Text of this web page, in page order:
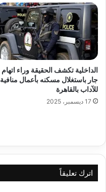
الداخلية تكشف الحقيقة وراء اتهام
جار باستغلال مسكنه بأعمال منافية
للآداب بالقاهرة
17 ديسمبر، 2025
اترك تعليقاً